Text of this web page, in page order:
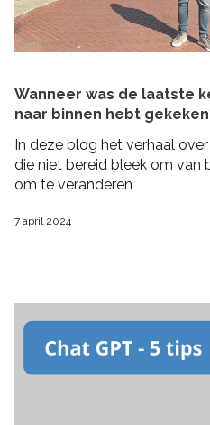
Wanneer was de laatste
naar binnen hebt
In deze blog het verhaal
die niet bereid bleek om van
om te veranderen
7 april 2024